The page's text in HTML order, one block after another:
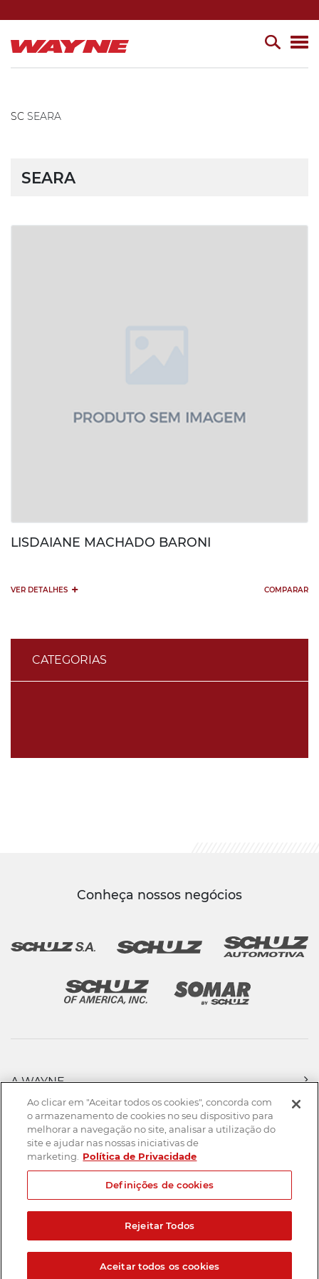
SC SEARA
CATEGORIAS
SEARA
LISDAIANE MACHADO BARONI
VER DETALHES + COMPARAR
Conheça nossos negócios
A WAYNE
PRODUTOS
FORÇA DE VENDAS
ASSISTÊNCIA TÉCNICA
DOWNLOADS
CONTATO
Mapa do Site Termos de uso Política de privacidade
Created by
Ao clicar em "Aceitar todos os cookies", concorda com
o armazenamento de cookies no seu dispositivo para
melhorar a navegação no site, analisar a utilização do
site e ajudar nas nossas iniciativas de
marketing.
Política de Privacidade
Definições de cookies
Rejeitar Todos
Aceitar todos os cookies